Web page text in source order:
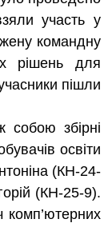
участь у
командну
рішень для
пішли
освіти
(КН-24-
(КН-25-9).